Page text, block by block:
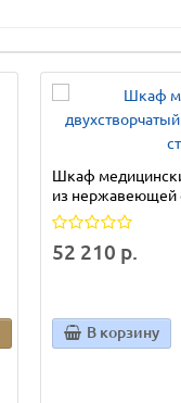
Шкаф
из нержавеющей
52 210 р.
В корзину